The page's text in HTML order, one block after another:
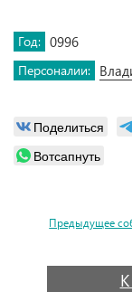
Год: 0996
Персоналии:
Поделиться
Вотсапнуть
Предыдущее